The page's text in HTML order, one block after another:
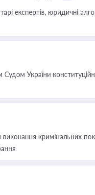
експертів, юридичні
України
кримінальних